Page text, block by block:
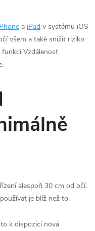
a iPad v systému iOS
všem a také snížit riziko
Vzdálenost
alespoň 30 cm od očí.
je blíž než to.
k dispozici nová